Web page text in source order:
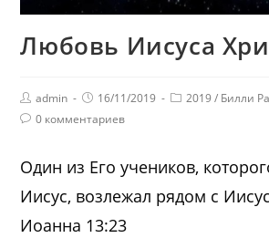
Любовь Иисуса
admin 16/11/2019 2019 / Билли
0 комментариев
Один из Его учеников,
Иисус, возлежал рядом с
Иоанна 13:23